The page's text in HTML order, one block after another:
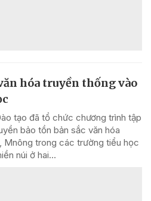
hóa truyền thống vào
tạo đã tổ chức chương trình tập
bảo tồn bản sắc văn hóa
Mnông trong các trường tiểu học
núi ở hai...